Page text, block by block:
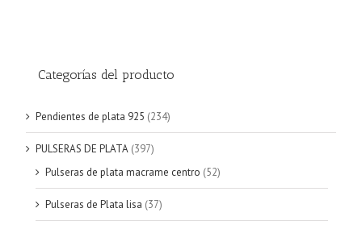
Categorías del producto
Pendientes de plata 925 (234)
PULSERAS DE PLATA (397)
Pulseras de plata macrame centro (52)
Pulseras de Plata lisa (37)